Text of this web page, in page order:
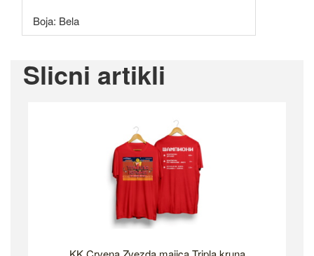
Boja: Bela
Slicni artikli